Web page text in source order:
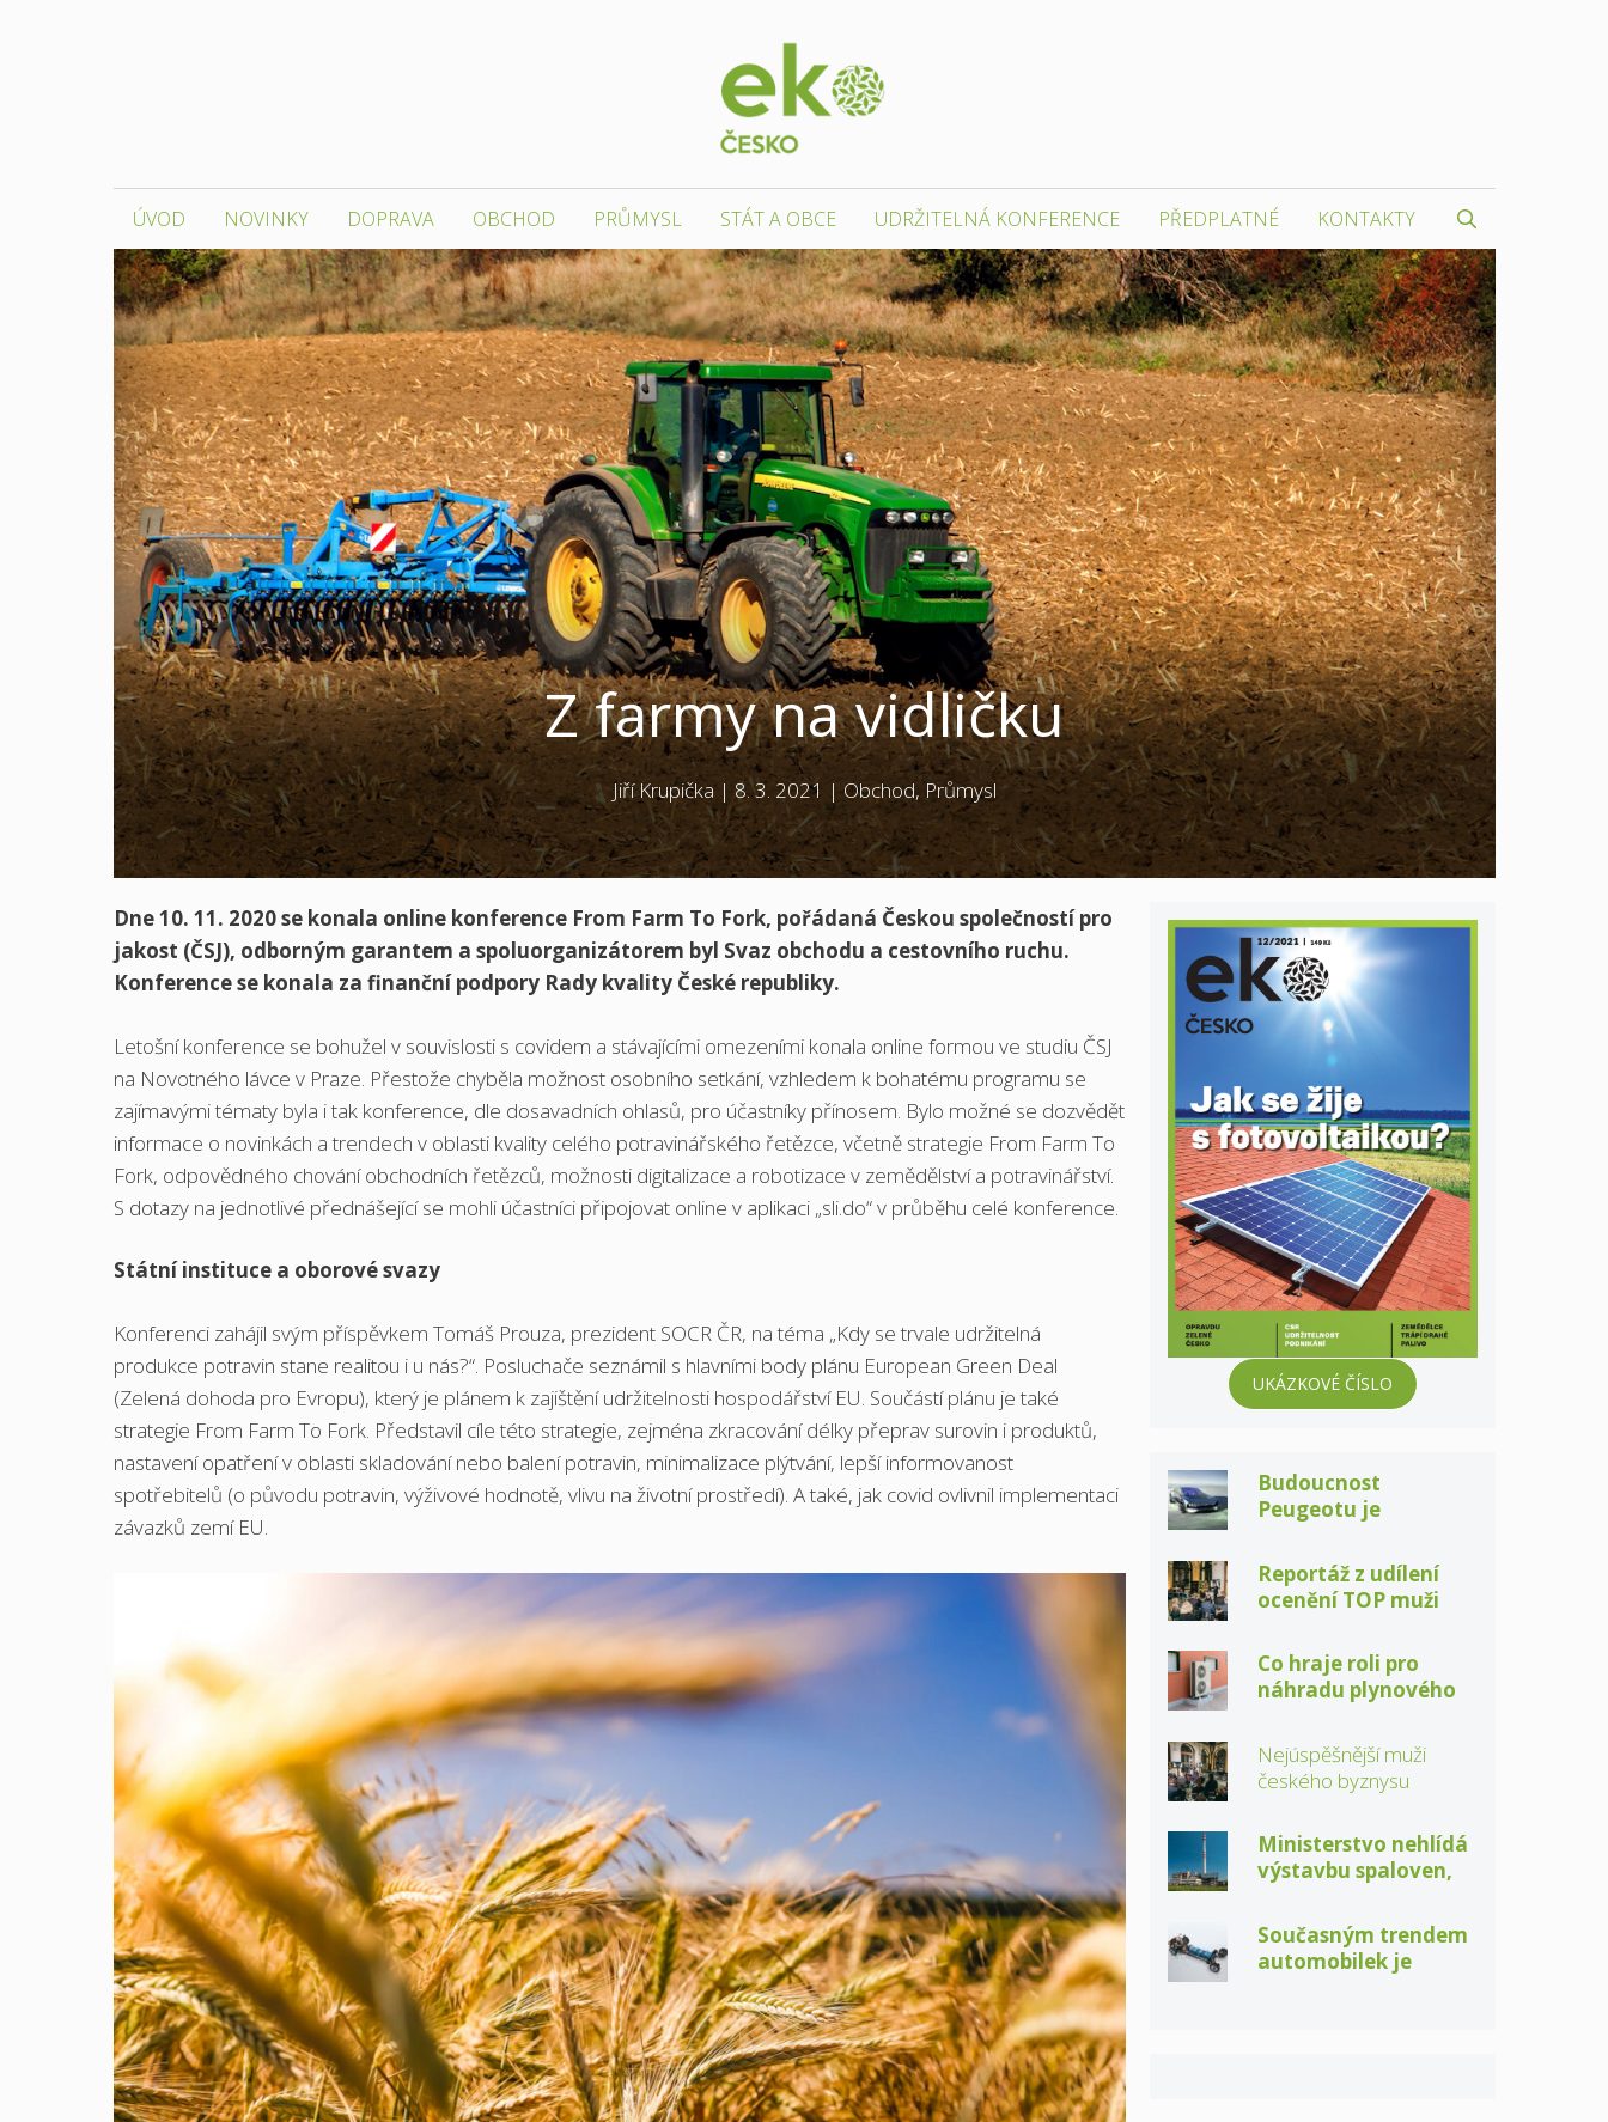
ÚVOD NOVINKY DOPRAVA OBCHOD PRŮMYSL STÁT A OBCE UDRŽITELNÁ KONFERENCE PŘEDPLATNÉ KONTAKTY
Z farmy na vidličku
Jiří Krupička | 8. 3. 2021 | Obchod, Průmysl
Dne 10. 11. 2020 se konala online konference From Farm To Fork, pořádaná Českou společností pro
jakost (ČSJ), odborným garantem a spoluorganizátorem byl Svaz obchodu a cestovního ruchu.
Konference se konala za finanční podpory Rady kvality České republiky.
Letošní konference se bohužel v souvislosti s covidem a stávajícími omezeními konala online formou ve studiu ČSJ
na Novotného lávce v Praze. Přestože chyběla možnost osobního setkání, vzhledem k bohatému programu se
zajímavými tématy byla i tak konference, dle dosavadních ohlasů, pro účastníky přínosem. Bylo možné se dozvědět
informace o novinkách a trendech v oblasti kvality celého potravinářského řetězce, včetně strategie From Farm To
Fork, odpovědného chování obchodních řetězců, možnosti digitalizace a robotizace v zemědělství a potravinářství.
S dotazy na jednotlivé přednášející se mohli účastníci připojovat online v aplikaci „sli.do“ v průběhu celé konference.
Státní instituce a oborové svazy
Konferenci zahájil svým příspěvkem Tomáš Prouza, prezident SOCR ČR, na téma „Kdy se trvale udržitelná
produkce potravin stane realitou i u nás?“. Posluchače seznámil s hlavními body plánu European Green Deal
(Zelená dohoda pro Evropu), který je plánem k zajištění udržitelnosti hospodářství EU. Součástí plánu je také
strategie From Farm To Fork. Představil cíle této strategie, zejména zkracování délky přeprav surovin i produktů,
nastavení opatření v oblasti skladování nebo balení potravin, minimalizace plýtvání, lepší informovanost
spotřebitelů (o původu potravin, výživové hodnotě, vlivu na životní prostředí). A také, jak covid ovlivnil implementaci
závazků zemí EU.
UKÁZKOVÉ ČÍSLO
Budoucnost
Peugeotu je
pořádně sexy
Reportáž z udílení
ocenění TOP muži
Co hraje roli pro
náhradu plynového
čerpadlem?
Nejúspěšnější muži
českého byznysu
magazínu CEO
Ministerstvo nehlídá
výstavbu spaloven,
recyklovat!
Současným trendem
automobilek je